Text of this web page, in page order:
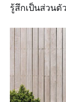
รู้สึกเป็นส่วนตั